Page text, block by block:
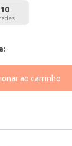
10
ao carrinho